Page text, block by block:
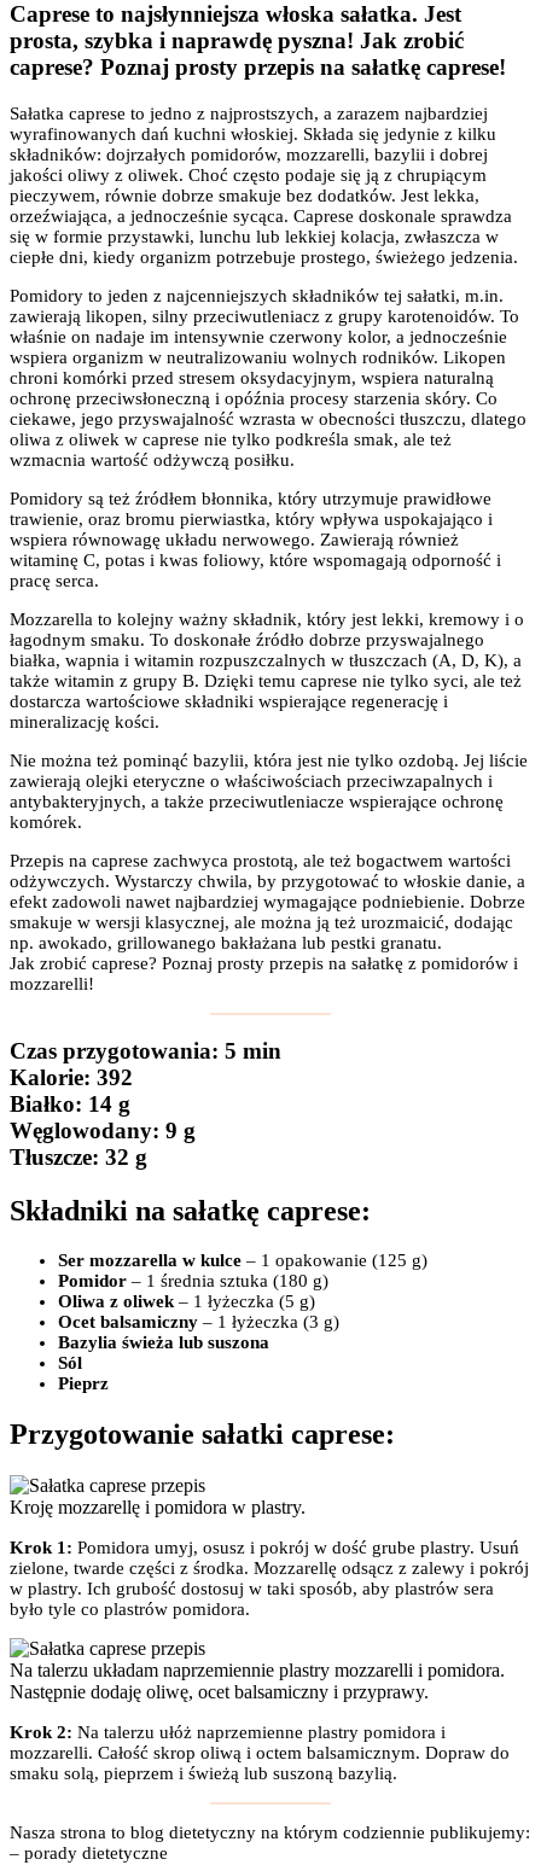
Caprese to najsłynniejsza włoska sałatka. Jest
prosta, szybka i naprawdę pyszna! Jak zrobić
caprese? Poznaj prosty przepis na sałatkę caprese!
Sałatka caprese to jedno z najprostszych, a zarazem najbardziej
wyrafinowanych dań kuchni włoskiej. Składa się jedynie z kilku
składników: dojrzałych pomidorów, mozzarelli, bazylii i dobrej
jakości oliwy z oliwek. Choć często podaje się ją z chrupiącym
pieczywem, równie dobrze smakuje bez dodatków. Jest lekka,
orzeźwiająca, a jednocześnie sycąca. Caprese doskonale sprawdza
się w formie przystawki, lunchu lub lekkiej kolacja, zwłaszcza w
ciepłe dni, kiedy organizm potrzebuje prostego, świeżego jedzenia.
Pomidory to jeden z najcenniejszych składników tej sałatki, m.in.
zawierają likopen, silny przeciwutleniacz z grupy karotenoidów. To
właśnie on nadaje im intensywnie czerwony kolor, a jednocześnie
wspiera organizm w neutralizowaniu wolnych rodników. Likopen
chroni komórki przed stresem oksydacyjnym, wspiera naturalną
ochronę przeciwsłoneczną i opóźnia procesy starzenia skóry. Co
ciekawe, jego przyswajalność wzrasta w obecności tłuszczu, dlatego
oliwa z oliwek w caprese nie tylko podkreśla smak, ale też
wzmacnia wartość odżywczą posiłku.
Pomidory są też źródłem błonnika, który utrzymuje prawidłowe
trawienie, oraz bromu pierwiastka, który wpływa uspokajająco i
wspiera równowagę układu nerwowego. Zawierają również
witaminę C, potas i kwas foliowy, które wspomagają odporność i
pracę serca.
Mozzarella to kolejny ważny składnik, który jest lekki, kremowy i o
łagodnym smaku. To doskonałe źródło dobrze przyswajalnego
białka, wapnia i witamin rozpuszczalnych w tłuszczach (A, D, K), a
także witamin z grupy B. Dzięki temu caprese nie tylko syci, ale też
dostarcza wartościowe składniki wspierające regenerację i
mineralizację kości.
Nie można też pominąć bazylii, która jest nie tylko ozdobą. Jej liście
zawierają olejki eteryczne o właściwościach przeciwzapalnych i
antybakteryjnych, a także przeciwutleniacze wspierające ochronę
komórek.
Przepis na caprese zachwyca prostotą, ale też bogactwem wartości
odżywczych. Wystarczy chwila, by przygotować to włoskie danie, a
efekt zadowoli nawet najbardziej wymagające podniebienie. Dobrze
smakuje w wersji klasycznej, ale można ją też urozmaicić, dodając
np. awokado, grillowanego bakłażana lub pestki granatu.
Jak zrobić caprese? Poznaj prosty przepis na sałatkę z pomidorów i
mozzarelli!
Czas przygotowania: 5 min
Kalorie: 392
Białko: 14 g
Węglowodany: 9 g
Tłuszcze: 32 g
Składniki na sałatkę caprese:
Ser mozzarella w kulce – 1 opakowanie (125 g)
Pomidor – 1 średnia sztuka (180 g)
Oliwa z oliwek– 1 łyżeczka (5 g)
Ocet balsamiczny – 1 łyżeczka (3 g)
Bazylia świeża lub suszona
Sól
Pieprz
Przygotowanie sałatki caprese:
Kroję mozzarellę i pomidora w plastry.
Krok 1: Pomidora umyj, osusz i pokrój w dość grube plastry. Usuń
zielone, twarde części z środka. Mozzarellę odsącz z zalewy i pokrój
w plastry. Ich grubość dostosuj w taki sposób, aby plastrów sera
było tyle co plastrów pomidora.
Na talerzu układam naprzemiennie plastry mozzarelli i pomidora.
Następnie dodaję oliwę, ocet balsamiczny i przyprawy.
Krok 2: Na talerzu ułóż naprzemienne plastry pomidora i
mozzarelli. Całość skrop oliwą i octem balsamicznym. Dopraw do
smaku solą, pieprzem i świeżą lub suszoną bazylią.
Nasza strona to blog dietetyczny na którym codziennie publikujemy:
– porady dietetyczne